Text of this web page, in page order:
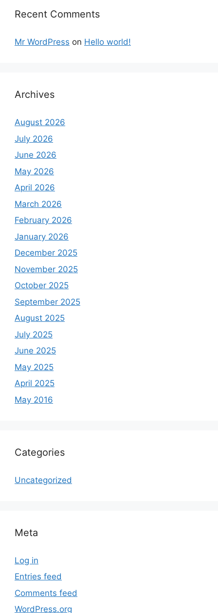
Recent Comments
Mr WordPress on Hello world!
Archives
August 2026
July 2026
June 2026
May 2026
April 2026
March 2026
February 2026
January 2026
December 2025
November 2025
October 2025
September 2025
August 2025
July 2025
June 2025
May 2025
April 2025
May 2016
Categories
Uncategorized
Meta
Log in
Entries feed
Comments feed
WordPress.org